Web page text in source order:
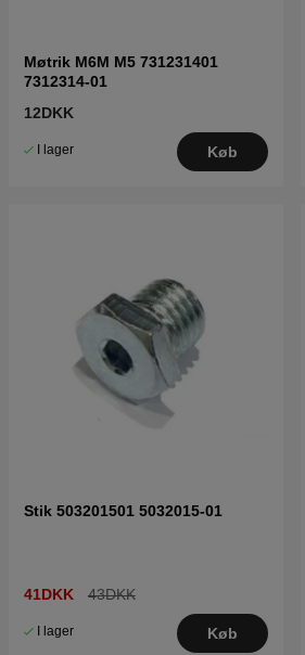
Møtrik M6M M5 731231401
7312314-01
12DKK
I lager Køb
Stik 503201501 5032015-01
41DKK 43DKK
I lager Køb